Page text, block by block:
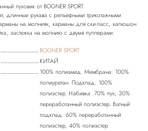
пуховик от BOGNER SPORT.
длинные рукава с рельефными трикотажными
на молниях, карманы для ски-пасс, капюшон
BOGNER SPORT
КИТАЙ
100% полиамид. Мембрана: 100%
полиуретан. Подклад: 100%
полиэстер. Набивка: 70% пух, 30%
переработанный полиэстер. Ватный
подклад: 60% переработанный
полиэстер, 40% полиэстер